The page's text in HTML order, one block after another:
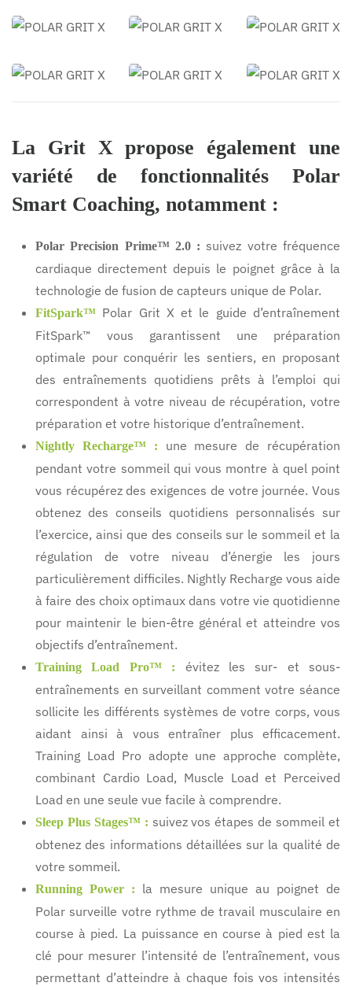
Grit-X -
Grit-X -
Grit-X -
Grit-X -
Grit-X -
Grit-X -
La Grit X propose également une
variété de fonctionnalités Polar
Smart Coaching, notamment :
Polar Precision Prime™ 2.0 : suivez votre fréquence
cardiaque directement depuis le poignet grâce à la
technologie de fusion de capteurs unique de Polar.
FitSpark™ Polar Grit X et le guide d’entraînement
FitSpark™ vous garantissent une préparation
optimale pour conquérir les sentiers, en proposant
des entraînements quotidiens prêts à l’emploi qui
correspondent à votre niveau de récupération, votre
préparation et votre historique d’entraînement.
Nightly Recharge™ :
une mesure de récupération
pendant votre sommeil qui vous montre à quel point
vous récupérez des exigences de votre journée. Vous
obtenez des conseils quotidiens personnalisés sur
l’exercice, ainsi que des conseils sur le sommeil et la
régulation de votre niveau d’énergie les jours
particulièrement difficiles. Nightly Recharge vous aide
à faire des choix optimaux dans votre vie quotidienne
pour maintenir le bien-être général et atteindre vos
objectifs d’entraînement.
Training Load Pro™ :
évitez les sur- et sous-
entraînements en surveillant comment votre séance
sollicite les différents systèmes de votre corps, vous
aidant ainsi à vous entraîner plus efficacement.
Training Load Pro adopte une approche complète,
combinant Cardio Load, Muscle Load et Perceived
Load en une seule vue facile à comprendre.
Sleep Plus Stages™ : suivez vos étapes de sommeil et
obtenez des informations détaillées sur la qualité de
votre sommeil.
Running Power :
la mesure unique au poignet de
Polar surveille votre rythme de travail musculaire en
course à pied. La puissance en course à pied est la
clé pour mesurer l’intensité de l’entraînement, vous
permettant d’atteindre à chaque fois vos intensités